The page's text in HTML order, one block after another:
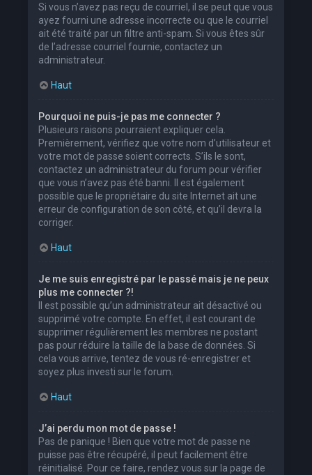
Si vous n’avez pas reçu de courriel, il se peut que vous
ayez fourni une adresse incorrecte ou que le courriel
ait été traité par un filtre anti-spam. Si vous êtes sûr
de l’adresse courriel fournie, contactez un
administrateur.
Haut
Pourquoi ne puis-je pas me connecter ?
Plusieurs raisons pourraient expliquer cela.
Premièrement, vérifiez que votre nom d’utilisateur et
votre mot de passe soient corrects. S’ils le sont,
contactez un administrateur du forum pour vérifier
que vous n’avez pas été banni. Il est également
possible que le propriétaire du site Internet ait une
erreur de configuration de son côté, et qu’il devra la
corriger.
Haut
Je me suis enregistré par le passé mais je ne peux
plus me connecter ?!
Il est possible qu’un administrateur ait désactivé ou
supprimé votre compte. En effet, il est courant de
supprimer régulièrement les membres ne postant
pas pour réduire la taille de la base de données. Si
cela vous arrive, tentez de vous ré-enregistrer et
soyez plus investi sur le forum.
Haut
J’ai perdu mon mot de passe !
Pas de panique ! Bien que votre mot de passe ne
puisse pas être récupéré, il peut facilement être
réinitialisé. Pour ce faire, rendez vous sur la page de